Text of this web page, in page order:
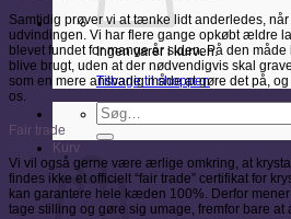
Ingen varer i kurven.
Tilbage til shoppen
Søg
efter:
Kurv
Samtidig prøver vi at tænke lidt anderledes,
udvindingen. Vi har flere gange opkøbt ældre
blevet fundet for mange år siden. På den
blive brugt, uden at der nødvendigvis skal
som en mere ansvarlig måde at gøre det på,
os.
Fair trade
Vi vil også gerne være ærlige omkring, at
findes ikke et officielt “fair trade” certifikat for
kan garantere hele kæden 100%. Derfor
tage stilling og gøre sig umage, fremfor bare at